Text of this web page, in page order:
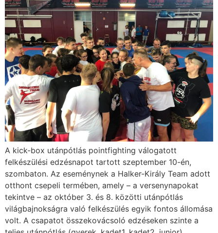
A kick-box utánpótlás pointfighting válogatott
felkészülési edzésnapot tartott szeptember 10-én,
szombaton. Az eseménynek a Halker-Király Team adott
otthont csepeli termében, amely – a versenynapokat
tekintve – az október 3. és 8. közötti utánpótlás
világbajnokságra való felkészülés egyik fontos állomása
volt. A csapatot összekovácsoló edzéseken szinte a